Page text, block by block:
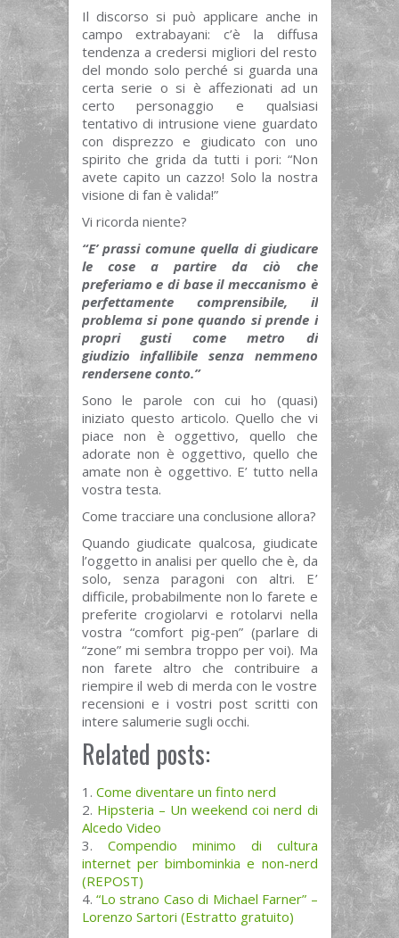
Il discorso si può applicare anche in
campo extrabayani: c’è la diffusa
tendenza a credersi migliori del resto
del mondo solo perché si guarda una
certa serie o si è affezionati ad un
certo personaggio e qualsiasi
tentativo di intrusione viene guardato
con disprezzo e giudicato con uno
spirito che grida da tutti i pori: “Non
avete capito un cazzo! Solo la nostra
visione di fan è valida!”
Vi ricorda niente?
“E’ prassi comune quella di giudicare
le cose a partire da ciò che
preferiamo e di base il meccanismo è
perfettamente comprensibile, il
problema si pone quando si prende i
propri gusti come metro di
giudizio infallibile senza nemmeno
rendersene conto.”
Sono le parole con cui ho (quasi)
iniziato questo articolo. Quello che vi
piace non è oggettivo, quello che
adorate non è oggettivo, quello che
amate non è oggettivo. E’ tutto nella
vostra testa.
Come tracciare una conclusione allora?
Quando giudicate qualcosa, giudicate
l’oggetto in analisi per quello che è, da
solo, senza paragoni con altri. E’
difficile, probabilmente non lo farete e
preferite crogiolarvi e rotolarvi nella
vostra “comfort pig-pen” (parlare di
“zone” mi sembra troppo per voi). Ma
non farete altro che contribuire a
riempire il web di merda con le vostre
recensioni e i vostri post scritti con
intere salumerie sugli occhi.
Related posts:
Come diventare un finto nerd
Hipsteria – Un weekend coi nerd di
Alcedo Video
Compendio minimo di cultura
internet per bimbominkia e non-nerd
(REPOST)
“Lo strano Caso di Michael Farner” –
Lorenzo Sartori (Estratto gratuito)